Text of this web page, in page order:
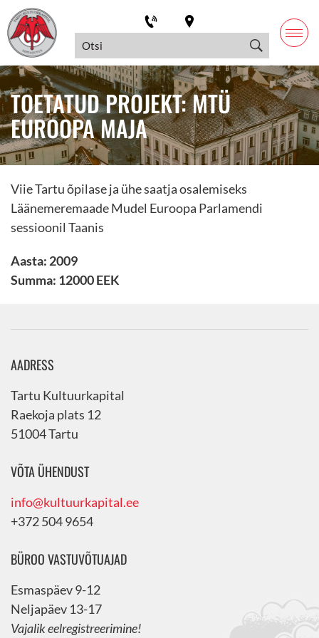
TOETATUD PROJEKT: MTÜ
EUROOPA MAJA
Viie Tartu õpilase ja ühe saatja osalemiseks
Läänemeremaade Mudel Euroopa Parlamendi
sessioonil Taanis
Aasta: 2009
Summa: 12000 EEK
AADRESS
Tartu Kultuurkapital
Raekoja plats 12
51004 Tartu
VÕTA ÜHENDUST
info@kultuurkapital.ee
+372 504 9654
BÜROO VASTUVÕTUAJAD
Esmaspäev 9-12
Neljapäev 13-17
Vajalik eelregistreerimine!